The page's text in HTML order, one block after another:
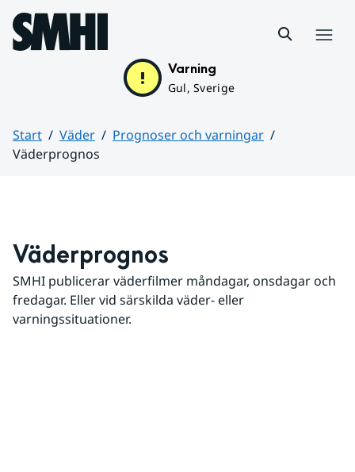
Hoppa till sidans innehåll
Varning
Gul, Sverige
Start Väder
Prognoser och varningar
Väderprognos
Väderprognos
SMHI publicerar väderfilmer måndagar, onsdagar och
fredagar. Eller vid särskilda väder- eller
varningssituationer.